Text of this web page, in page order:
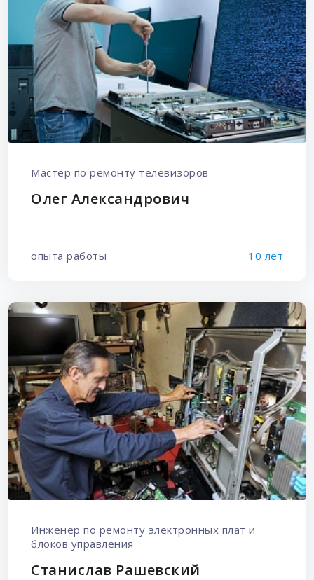
Мастер по ремонту телевизоров
Олег Александрович
опыта работы 10 лет
Инженер по ремонту электронных плат и
блоков управления
Станислав Рашевский